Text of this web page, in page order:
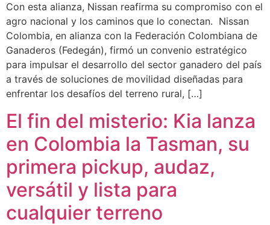
Con esta alianza, Nissan reafirma su compromiso con el
agro nacional y los caminos que lo conectan. Nissan
Colombia, en alianza con la Federación Colombiana de
Ganaderos (Fedegán), firmó un convenio estratégico
para impulsar el desarrollo del sector ganadero del país
a través de soluciones de movilidad diseñadas para
enfrentar los desafíos del terreno rural, […]
El fin del misterio: Kia lanza
en Colombia la Tasman, su
primera pickup, audaz,
versátil y lista para
cualquier terreno